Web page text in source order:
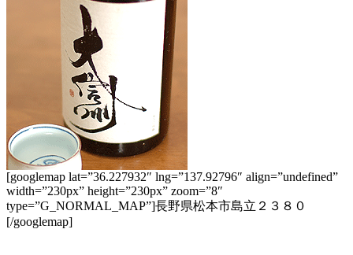
[googlemap lat=”36.227932″ lng=”137.92796″ align=”undefined”
width=”230px” height=”230px” zoom=”8″
type=”G_NORMAL_MAP”]長野県松本市島立２３８０
[/googlemap]